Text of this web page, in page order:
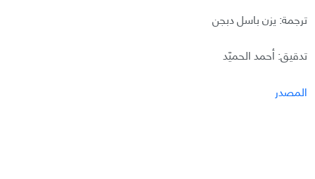
ترجمة: يزن باسل دبجن
تدقيق: أحمد الحميّد
المصدر